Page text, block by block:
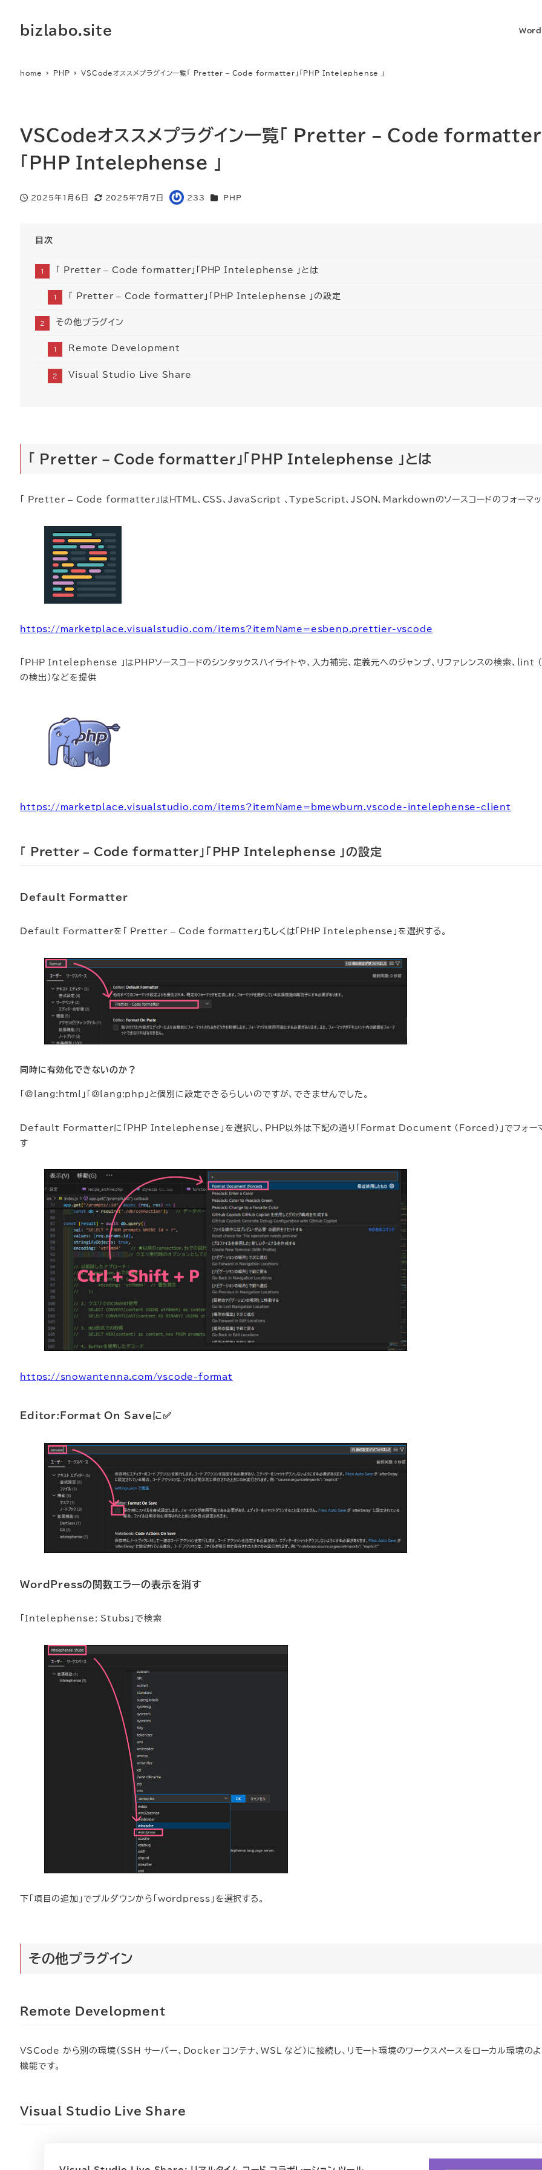
bizlabo.site
home PHP VSCodeオススメプラグイン一覧「 Pretter – Code formatter」「PHP Intelephense 」
VSCodeオススメプラグイン一覧「 Pretter – Code formatter
「PHP Intelephense 」
投稿日
2025年1月6日
更新日
2025年7月7日
著
233 カテゴリー
PHP
目次
「 Pretter – Code formatter」「PHP Intelephense 」とは
「 Pretter – Code formatter」「PHP Intelephense 」の設定
その他プラグイン
Remote Development
Visual Studio Live Share
「 Pretter – Code formatter」「PHP Intelephense 」とは
「 Pretter – Code formatter」はHTML、CSS、JavaScript 、TypeScript、JSON、Markdownのソースコードのフォーマッ
https://marketplace.visualstudio.com/items?itemName=esbenp.prettier-vscode
「PHP Intelephense 」はPHPソースコードのシンタックスハイライトや、入力補完、定義元へのジャンプ、リファレンスの検索、lint
の検出)などを提供
https://marketplace.visualstudio.com/items?itemName=bmewburn.vscode-intelephense-client
「 Pretter – Code formatter」「PHP Intelephense 」の設定
Default Formatter
Default Formatterを「 Pretter – Code formatter」もしくは「PHP Intelephense」を選択する。
同時に有効化できないのか？
「@lang:html」「@lang:php」と個別に設定できるらしいのですが、できませんでした。
Default Formatterに「PHP Intelephense」を選択し、PHP以外は下記の通り「Format Document (Forced)」でフォーマ
す
https://snowantenna.com/vscode-format
Editor:Format On Saveに✅
WordPressの関数エラーの表示を消す
「Intelephense: Stubs」で検索
下「項目の追加」でプルダウンから「wordpress」を選択する。
その他プラグイン
Remote Development
VSCode から別の環境（SSH サーバー、Docker コンテナ、WSL など）に接続し、リモート環境のワークスペースをローカル環境の
機能です。
Visual Studio Live Share